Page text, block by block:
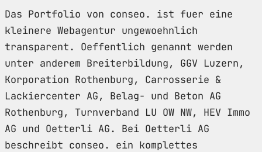
Das Portfolio von conseo. ist fuer eine
kleinere Webagentur ungewoehnlich
transparent. Oeffentlich genannt werden
unter anderem Breiterbildung, GGV Luzern,
Korporation Rothenburg, Carrosserie &
Lackiercenter AG, Belag- und Beton AG
Rothenburg, Turnverband LU OW NW, HEV Immo
AG und Oetterli AG. Bei Oetterli AG
beschreibt conseo. ein komplettes